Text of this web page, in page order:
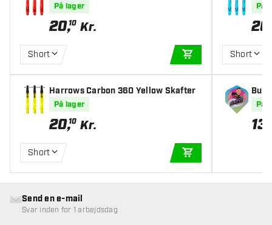
På lager
20,10 Kr.
Short
TILFØJ TIL KURV
Harrows Carbon 360 Yellow Skafter
På lager
20,10 Kr.
Short
er
På
20
Short
tPå
13
Send en e-mail
Svar inden for 1 arbejdsdag